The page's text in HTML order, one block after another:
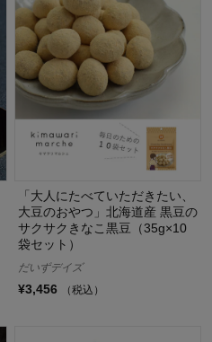
「大人にたべていただきたい、
大豆のおやつ」北海道産 黒豆の
サクサクきなこ黒豆（35g×10
袋セット）
だいずデイズ
¥3,456 （税込）